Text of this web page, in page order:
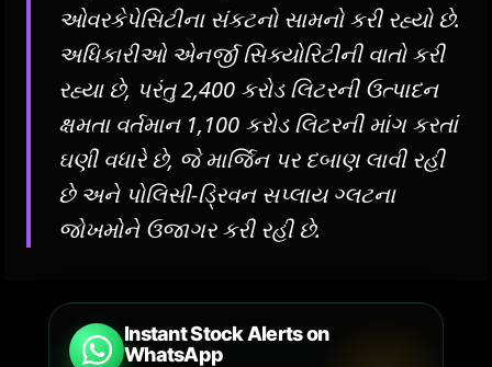
ઓવરકેપેસિટીના સંકટનો સામનો કરી રહ્યો છે.
અધિકારીઓ એનર્જી સિક્યોરિટીની વાતો કરી
રહ્યા છે, પરંતુ 2,400 કરોડ લિટરની ઉત્પાદન
ક્ષમતા વર્તમાન 1,100 કરોડ લિટરની માંગ કરતાં
ઘણી વધારે છે, જે માર્જિન પર દબાણ લાવી રહી
છે અને પોલિસી-ડ્રિવન સપ્લાય ગ્લટના
જોખમોને ઉજાગર કરી રહી છે.
Instant Stock Alerts on
WhatsApp